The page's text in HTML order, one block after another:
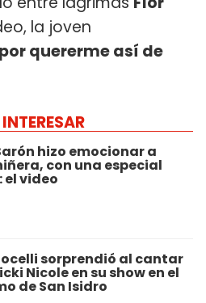
la joven
quererme así de
hizo emocionar a
con una especial
el video
sorprendió al cantar
Nicole en su show en el
de San Isidro